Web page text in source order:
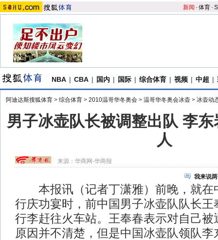
新闻 -体育-S
NBA | CBA | 国内 | 国际 | 综合体育 | 视频 | 中超 |
阿迪达斯搜狐体育 > 综合体育 > 2010温哥华冬奥会 > 温哥华冬奥会冰壶 > 冰壶动
男子冰壶队长被调整出队 李
人
来源： 华商网-华商报
我来说
本报讯（记者丁潇雅）前晚，就在
行庆功宴时，前中国男子冰壶队队长王
行李赶往火车站。王奉春表示对自己被
原因并不清楚，但是中国冰壶队领队